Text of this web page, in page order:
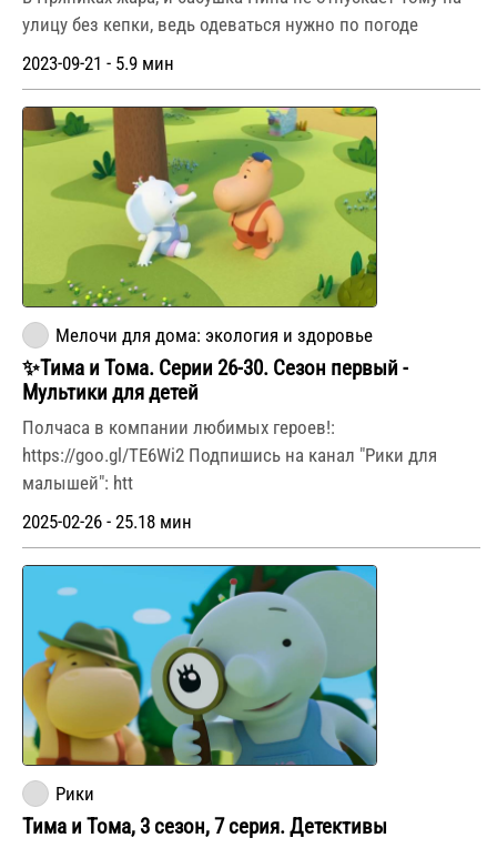
улицу без кепки, ведь одеваться нужно по погоде
2023-09-21 - 5.9 мин
Мелочи для дома: экология и здоровье
✨Тима и Тома. Серии 26-30. Сезон первый -
Мультики для детей
Полчаса в компании любимых героев!:
https://goo.gl/TE6Wi2 Подпишись на канал "Рики для
малышей": htt
2025-02-26 - 25.18 мин
Рики
Тима и Тома, 3 сезон, 7 серия. Детективы